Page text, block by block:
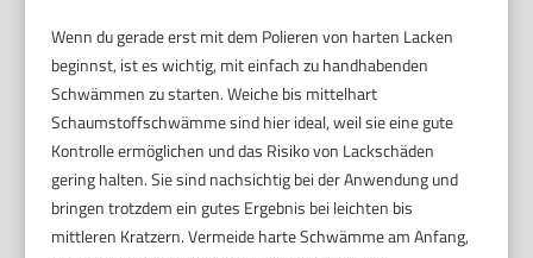
Wenn du gerade erst mit dem Polieren von harten Lacken
beginnst, ist es wichtig, mit einfach zu handhabenden
Schwämmen zu starten. Weiche bis mittelhart
Schaumstoffschwämme sind hier ideal, weil sie eine gute
Kontrolle ermöglichen und das Risiko von Lackschäden
gering halten. Sie sind nachsichtig bei der Anwendung und
bringen trotzdem ein gutes Ergebnis bei leichten bis
mittleren Kratzern. Vermeide harte Schwämme am Anfang,